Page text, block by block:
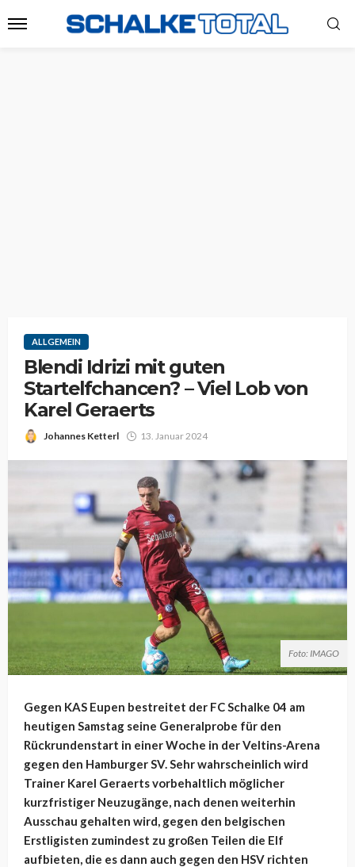
ALLGEMEIN
Blendi Idrizi mit guten
Startelfchancen? – Viel Lob von
Karel Geraerts
Johannes Ketterl 13. Januar 2024
Foto: IMAGO
Gegen KAS Eupen bestreitet der FC Schalke 04 am
heutigen Samstag seine Generalprobe für den
Rückrundenstart in einer Woche in der Veltins-Arena
gegen den Hamburger SV. Sehr wahrscheinlich wird
Trainer Karel Geraerts vorbehaltlich möglicher
kurzfristiger Neuzugänge, nach denen weiterhin
Ausschau gehalten wird, gegen den belgischen
Erstligisten zumindest zu großen Teilen die Elf
aufbieten, die es dann auch gegen den HSV richten